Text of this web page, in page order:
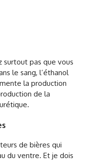
surtout pas que vous
le sang, l’éthanol
la production
de la
de bières qui
du ventre. Et je dois